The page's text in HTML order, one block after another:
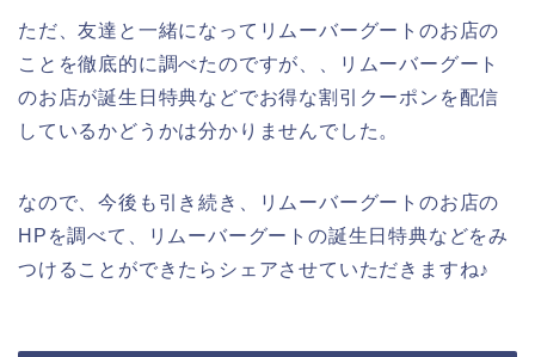
ただ、友達と一緒になってリムーバーグートのお店の
ことを徹底的に調べたのですが、、リムーバーグート
のお店が誕生日特典などでお得な割引クーポンを配信
しているかどうかは分かりませんでした。
なので、今後も引き続き、リムーバーグートのお店の
HPを調べて、リムーバーグートの誕生日特典などをみ
つけることができたらシェアさせていただきますね♪